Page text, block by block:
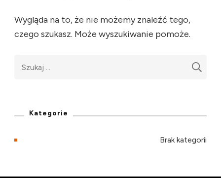
Wygląda na to, że nie możemy znaleźć tego,
czego szukasz. Może wyszukiwanie pomoże.
Kategorie
Brak kategorii